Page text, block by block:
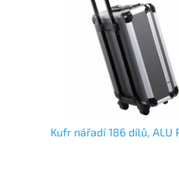
Kufr nářadí 186 dílů, ALU